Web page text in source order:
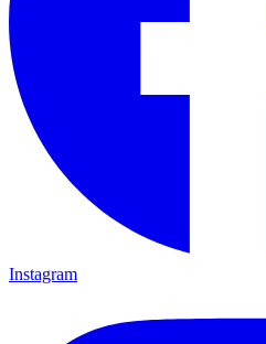
Instagram